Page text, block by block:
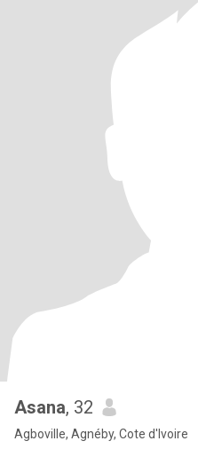
Asana, 32
Agboville, Agnéby, Cote d'Ivoire